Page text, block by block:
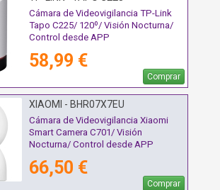
Cámara de Videovigilancia TP-Link
Tapo C225/ 120º/ Visión Nocturna/
Control desde APP
58,99 €
Comprar
XIAOMI - BHR07X7EU
Cámara de Videovigilancia Xiaomi
Smart Camera C701/ Visión
Nocturna/ Control desde APP
66,50 €
Comprar